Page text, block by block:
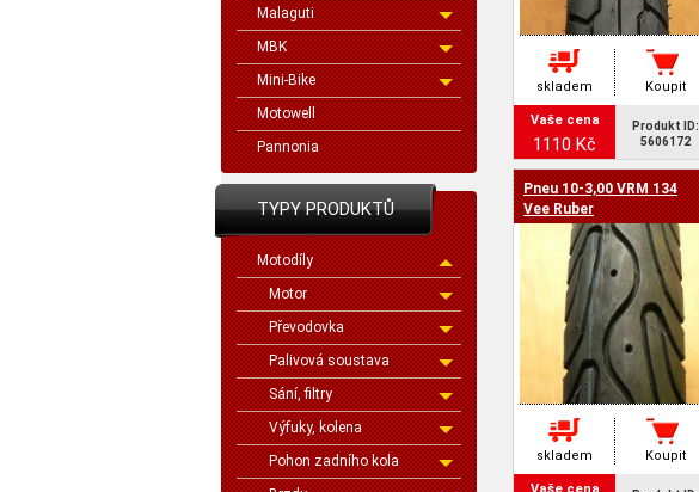
Malaguti
MBK
Mini-Bike
Motowell
Pannonia
TYPY PRODUKTŮ
Motodíly
Motor
Převodovka
Palivová soustava
Sání, filtry
Výfuky, kolena
Pohon zadního kola
skladem Koupit
Vaše cena
1110 Kč
Produkt ID:
5606172
Pneu 10-3,00 VRM 134
Vee Ruber
skladem Koupit